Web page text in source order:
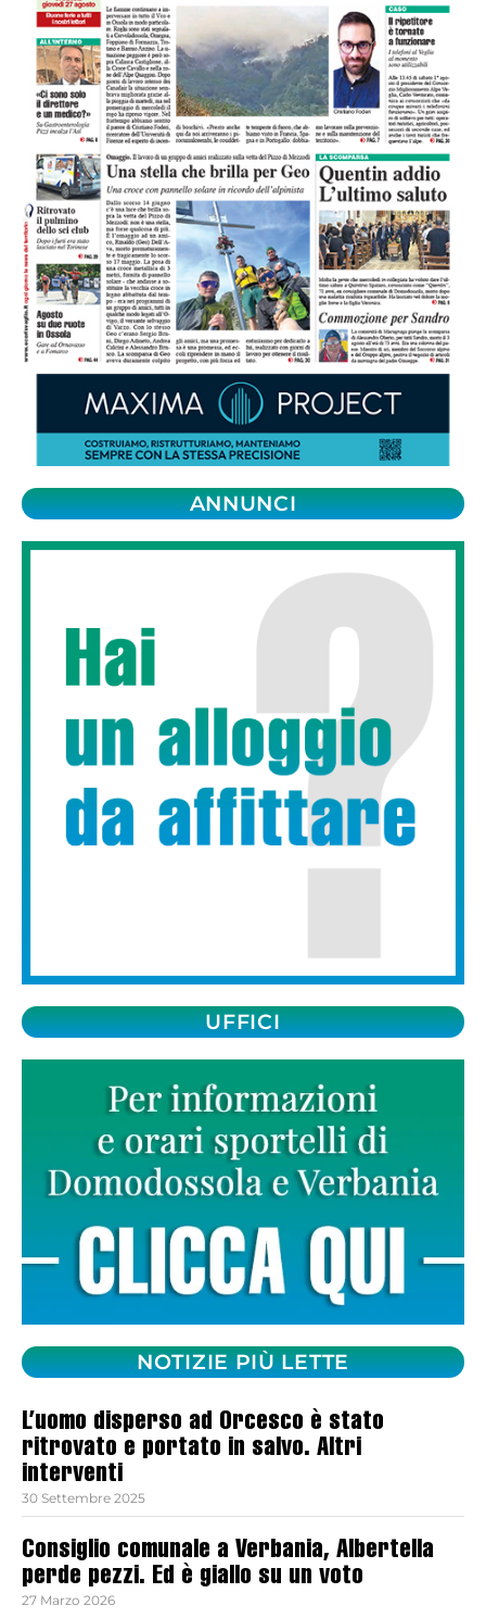
ANNUNCI
UFFICI
NOTIZIE PIÙ LETTE
L’uomo disperso ad Orcesco è stato
ritrovato e portato in salvo. Altri
interventi
30 Settembre 2025
Consiglio comunale a Verbania, Albertella
perde pezzi. Ed è giallo su un voto
27 Marzo 2026